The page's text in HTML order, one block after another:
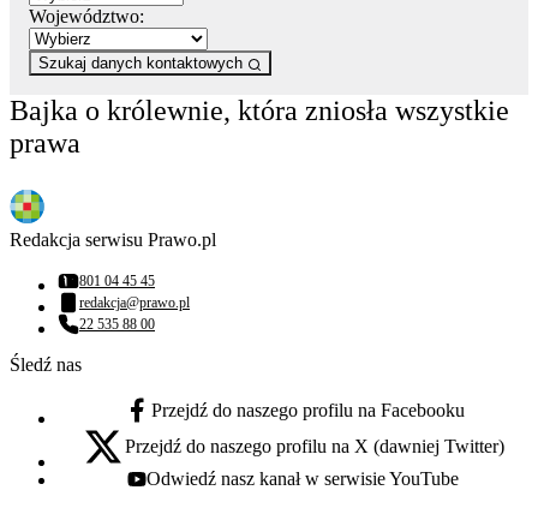
Województwo:
Szukaj danych kontaktowych
Bajka o królewnie, która zniosła wszystkie
prawa
Redakcja serwisu Prawo.pl
Numer telefonu:
801 04 45 45
Adres email:
redakcja@prawo.pl
Numer telefonu:
22 535 88 00
Śledź nas
facebook - otwiera się w nowej karcie
Przejdź do naszego profilu na Facebooku
x - otwiera się w nowej karcie
Przejdź do naszego profilu na X (dawniej Twitter)
youtube - otwiera się w nowej karcie
Odwiedź nasz kanał w serwisie YouTube